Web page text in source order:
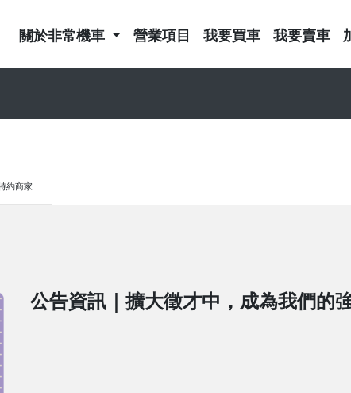
關於非常機車 營業項目 我要買車 我要賣車
約商家
公告資訊｜擴大徵才中，成為我們的